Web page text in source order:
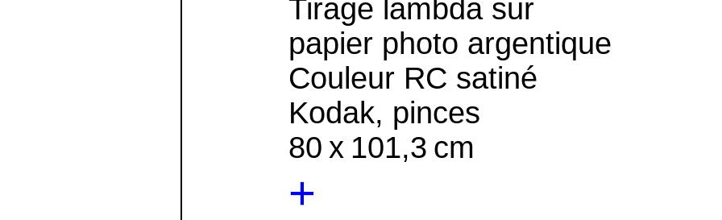
Tirage lambda sur
papier photo argentique
Couleur RC satiné
Kodak, pinces
80 x 101,3 cm
+